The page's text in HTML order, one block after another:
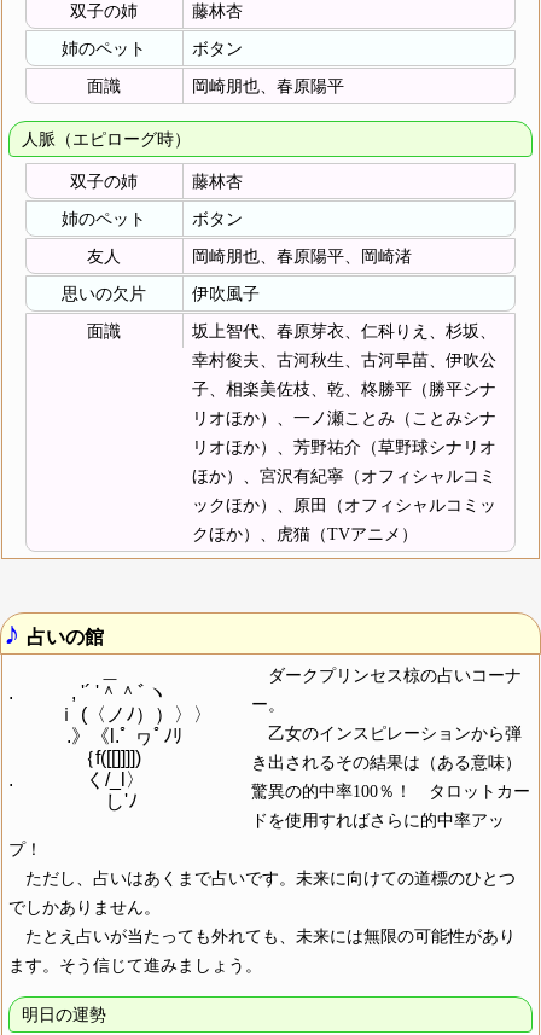
双子の姉
藤林杏
姉のペット
ボタン
面識
岡崎朋也、春原陽平
人脈（エピローグ時）
双子の姉
藤林杏
姉のペット
ボタン
友人
岡崎朋也、春原陽平、岡崎渚
思いの欠片
伊吹風子
面識
坂上智代、春原芽衣、仁科りえ、杉坂、
幸村俊夫、古河秋生、古河早苗、伊吹公
子、相楽美佐枝、乾、柊勝平（勝平シナ
リオほか）、一ノ瀬ことみ（ことみシナ
リオほか）、芳野祐介（草野球シナリオ
ほか）、宮沢有紀寧（オフィシャルコミ
ックほか）、原田（オフィシャルコミッ
クほか）、虎猫（TVアニメ）
♪ 占いの館
.　　　, '´ '＾＾ﾞヽ
ｉ (〈ノﾉ））〉〉
.》《l.ﾟ ヮﾟﾉﾘ
｛f([[]]]])
.　 　 　 く/_l〉
ダークプリンセス椋の占いコーナ
ー。
乙女のインスピレーションから弾
き出されるその結果は（ある意味）
驚異の的中率100％！ タロットカー
ドを使用すればさらに的中率アッ
プ！
ただし、占いはあくまで占いです。未来に向けての道標のひとつ
でしかありません。
たとえ占いが当たっても外れても、未来には無限の可能性があり
ます。そう信じて進みましょう。
明日の運勢